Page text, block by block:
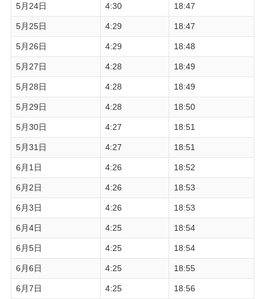
5月24日 4:30 18:47
5月25日 4:29 18:47
5月26日 4:29 18:48
5月27日 4:28 18:49
5月28日 4:28 18:49
5月29日 4:28 18:50
5月30日 4:27 18:51
5月31日 4:27 18:51
6月1日 4:26 18:52
6月2日 4:26 18:53
6月3日 4:26 18:53
6月4日 4:25 18:54
6月5日 4:25 18:54
6月6日 4:25 18:55
6月7日 4:25 18:56